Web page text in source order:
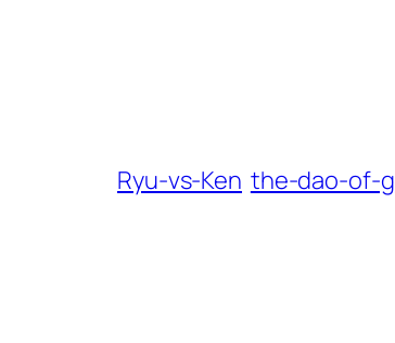
Ryu-vs-Ken the-dao-of-